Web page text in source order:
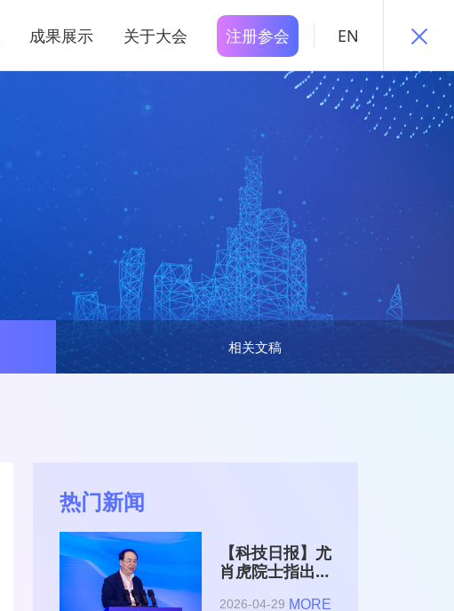
成果展示 关于大会 注册参会 EN
相关文稿
热门新闻
【科技日报】尤
肖虎院士指出
2026-04-29 MORE